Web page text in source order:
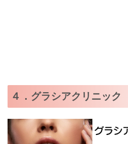
４．グラシアクリニック